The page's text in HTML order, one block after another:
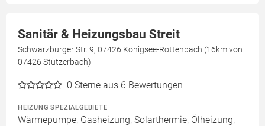
Sanitär & Heizungsbau Streit
Schwarzburger Str. 9, 07426 Königsee-Rottenbach (16km von
07426 Stützerbach)
0 Sterne aus 6 Bewertungen
HEIZUNG SPEZIALGEBIETE
Wärmepumpe, Gasheizung, Solarthermie, Ölheizung,